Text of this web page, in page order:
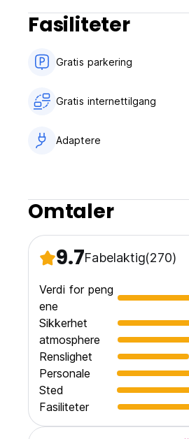
Fasiliteter
Gratis parkering
Gratis internettilgang
Adaptere
Omtaler
9.7Fabelaktig(270)
Verdi for peng
ene
Sikkerhet
atmosphere
Renslighet
Personale
Sted
Fasiliteter